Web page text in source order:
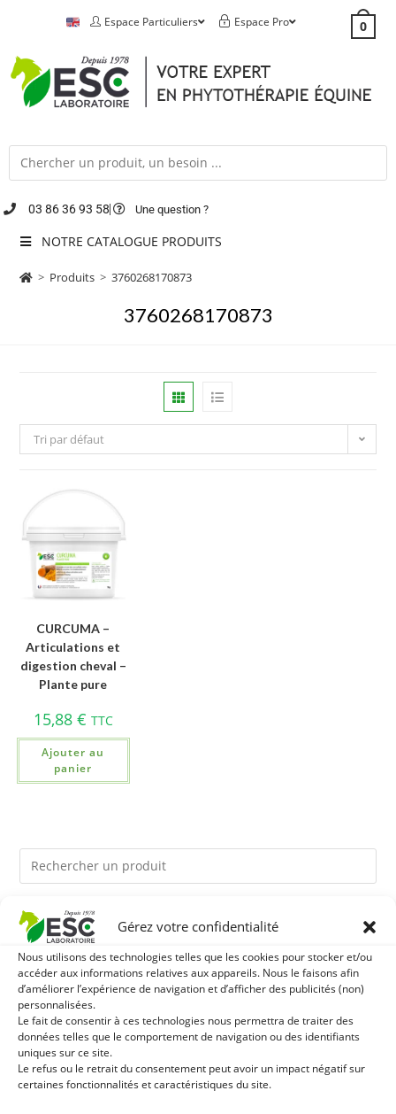
Gérez votre confidentialité
Nous utilisons des technologies telles que les cookies pour stocker et/ou
accéder aux informations relatives aux appareils. Nous le faisons afin
d’améliorer l’expérience de navigation et d’afficher des publicités (non)
personnalisées.
Le fait de consentir à ces technologies nous permettra de traiter des
données telles que le comportement de navigation ou des identifiants
uniques sur ce site.
Le refus ou le retrait du consentement peut avoir un impact négatif sur
certaines fonctionnalités et caractéristiques du site.
Espace Particuliers Espace Pro 0
03 86 36 93 58 Une question ?
NOTRE CATALOGUE PRODUITS
> Produits > 3760268170873
3760268170873
Tri par défaut
CURCUMA –
Articulations et
digestion cheval –
Plante pure
15,88 € TTC
Ajouter au
panier
Ils pourraient vous plaire
1 LEVURE ACTIVE + - PROBIOTIQUE CHEVAL - FLORE
2
3 ARTHROMIX - RAIDEURS ET CONFORT ARTICULAIRE
CHEVAL - MÉLANGE DE PLANTES